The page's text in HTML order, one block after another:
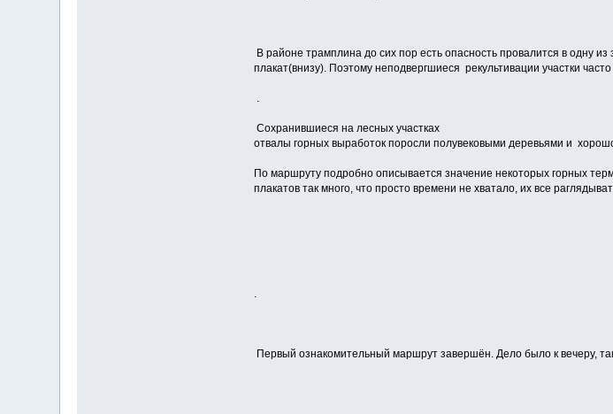
В районе трамплина до сих пор есть опасность провалится в одну
плакат(внизу). Поэтому неподвергшиеся рекультивации участки
.
Сохранившиеся на лесных участках
отвалы горных выработок поросли полувековыми деревьями и
По маршруту подробно описывается значение некоторых горных
плакатов так много, что просто времени не хватало, их все
.
Первый ознакомительный маршрут завершён. Дело было к вечеру,